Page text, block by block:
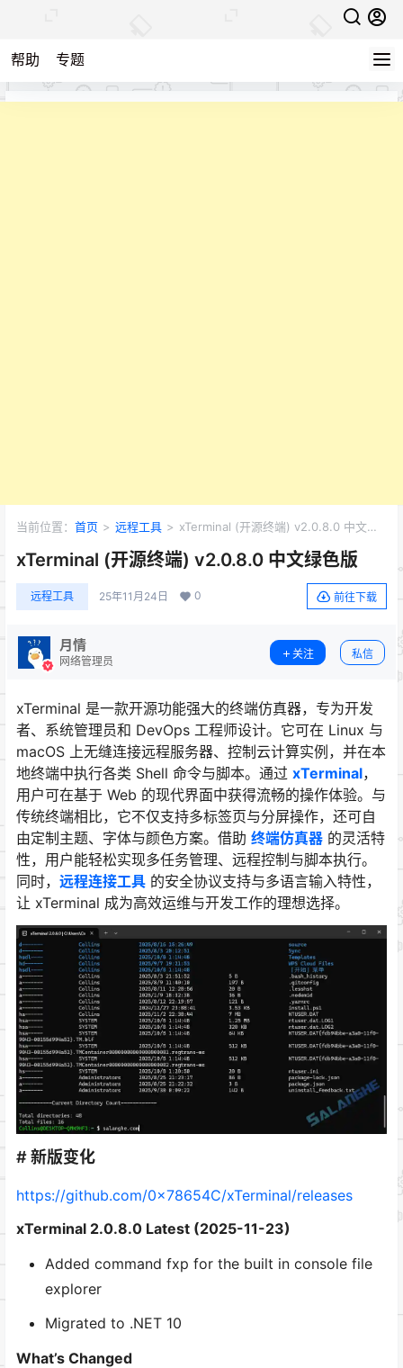
帮助 专题
当前位置： 首页 > 远程工具 > xTerminal (开源终端) v2.0.8.0 中文绿
xTerminal (开源终端) v2.0.8.0 中文绿色版
远程工具 25年11月24日 0 前往下载
月情
网络管理员
关注 私信
xTerminal 是一款开源功能强大的终端仿真器，专为开发
者、系统管理员和 DevOps 工程师设计。它可在 Linux 与
macOS 上无缝连接远程服务器、控制云计算实例，并在本
地终端中执行各类 Shell 命令与脚本。通过 xTerminal，
用户可在基于 Web 的现代界面中获得流畅的操作体验。与
传统终端相比，它不仅支持多标签页与分屏操作，还可自
由定制主题、字体与颜色方案。借助 终端仿真器 的灵活特
性，用户能轻松实现多任务管理、远程控制与脚本执行。
同时， 远程连接工具 的安全协议支持与多语言输入特性，
让 xTerminal 成为高效运维与开发工作的理想选择。
# 新版变化
https://github.com/0x78654C/xTerminal/releases
xTerminal 2.0.8.0 Latest (2025-11-23)
Added command fxp for the built in console file
explorer
Migrated to .NET 10
What’s Changed